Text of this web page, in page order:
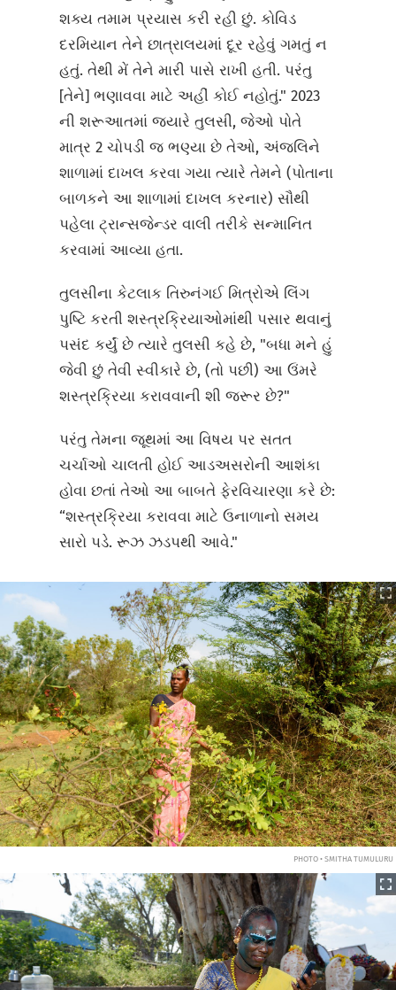
શક્ય તમામ પ્રયાસ કરી રહી છું. કોવિડ
દરમિયાન તેને છાત્રાલયમાં દૂર રહેવું ગમતું ન
હતું. તેથી મેં તેને મારી પાસે રાખી હતી. પરંતુ
[તેને] ભણાવવા માટે અહીં કોઈ નહોતું." 2023
ની શરૂઆતમાં જ્યારે તુલસી, જેઓ પોતે
માત્ર 2 ચોપડી જ ભણ્યા છે તેઓ, અંજલિને
શાળામાં દાખલ કરવા ગયા ત્યારે તેમને (પોતાના
બાળકને આ શાળામાં દાખલ કરનાર) સૌથી
પહેલા ટ્રાન્સજેન્ડર વાલી તરીકે સન્માનિત
કરવામાં આવ્યા હતા.
તુલસીના કેટલાક તિરુનંગઈ મિત્રોએ લિંગ
પુષ્ટિ કરતી શસ્ત્રક્રિયાઓમાંથી પસાર થવાનું
પસંદ કર્યું છે ત્યારે તુલસી કહે છે, "બધા મને હું
જેવી છું તેવી સ્વીકારે છે, (તો પછી) આ ઉંમરે
શસ્ત્રક્રિયા કરાવવાની શી જરૂર છે?"
પરંતુ તેમના જૂથમાં આ વિષય પર સતત
ચર્ચાઓ ચાલતી હોઈ આડઅસરોની આશંકા
હોવા છતાં તેઓ આ બાબતે ફેરવિચારણા કરે છે:
“શસ્ત્રક્રિયા કરાવવા માટે ઉનાળાનો સમય
સારો પડે. રૂઝ ઝડપથી આવે."
PHOTO • SMITHA TUMULURU